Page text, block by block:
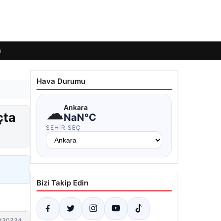
Hava Durumu
☁Ankara
NaN°C
ŞEHIR SEÇ
Bizi Takip Edin